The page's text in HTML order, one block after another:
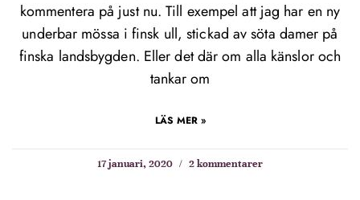
kommentera på just nu. Till exempel att jag har en ny
underbar mössa i finsk ull, stickad av söta damer på
finska landsbygden. Eller det där om alla känslor och
tankar om
LÄS MER »
17 januari, 2020 2 kommentarer